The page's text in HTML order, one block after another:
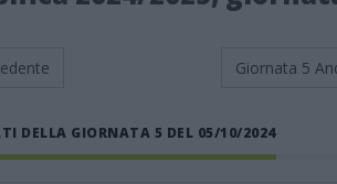
Giornata 5
DELLA GIORNATA 5 DEL 05/10/2024